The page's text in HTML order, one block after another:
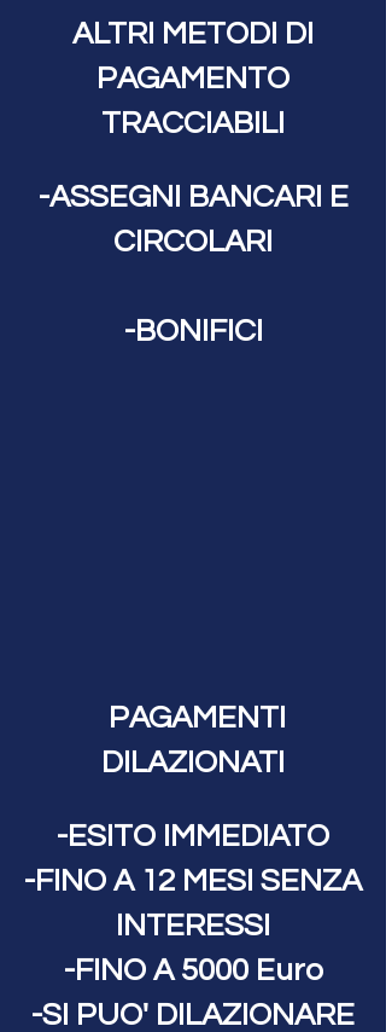
ALTRI METODI DI
PAGAMENTO
TRACCIABILI
-ASSEGNI BANCARI E
CIRCOLARI
-BONIFICI
PAGAMENTI
DILAZIONATI
-ESITO IMMEDIATO
-FINO A 12 MESI SENZA
INTERESSI
-FINO A 5000 Euro
-SI PUO' DILAZIONARE